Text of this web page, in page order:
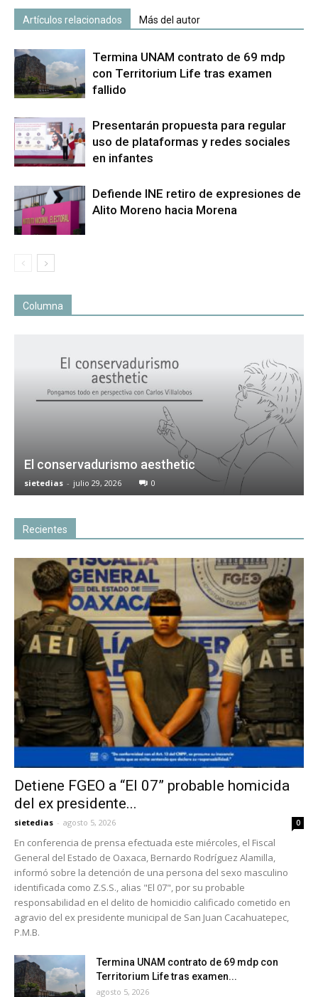
Artículos relacionados Más del autor
Termina UNAM contrato de 69 mdp
con Territorium Life tras examen
fallido
Presentarán propuesta para regular
uso de plataformas y redes sociales
en infantes
Defiende INE retiro de expresiones de
Alito Moreno hacia Morena
Columna
El conservadurismo aesthetic
sietedias - julio 29, 2026 0
Recientes
Detiene FGEO a “El 07” probable homicida
del ex presidente...
sietedias - agosto 5, 2026 0
En conferencia de prensa efectuada este miércoles, el Fiscal
General del Estado de Oaxaca, Bernardo Rodríguez Alamilla,
informó sobre la detención de una persona del sexo masculino
identificada como Z.S.S., alias "El 07", por su probable
responsabilidad en el delito de homicidio calificado cometido en
agravio del ex presidente municipal de San Juan Cacahuatepec,
P.M.B.
Termina UNAM contrato de 69 mdp con
Territorium Life tras examen...
agosto 5, 2026